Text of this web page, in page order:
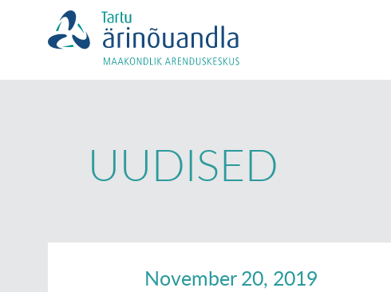
UUDISED
November 20, 2019